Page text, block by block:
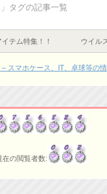
」タグの記事一覧
テム特集！！ ウイル
– スマホケース、IT、卓球等の
在の閲覧者数: